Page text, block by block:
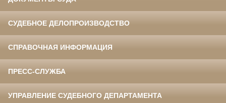
СУДЕБНОЕ ДЕЛОПРОИЗВОДСТВО
СПРАВОЧНАЯ ИНФОРМАЦИЯ
ПРЕСС-СЛУЖБА
УПРАВЛЕНИЕ СУДЕБНОГО ДЕПАРТАМЕНТА